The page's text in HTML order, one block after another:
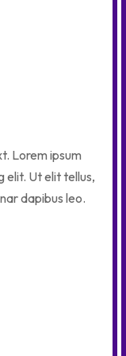
Lorem ipsum
elit. Ut elit tellus,
dapibus leo.